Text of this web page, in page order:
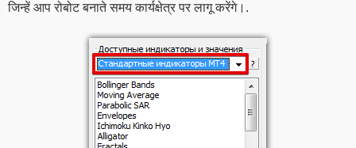
जिन्हें आप रोबोट बनाते समय कार्यक्षेत्र पर लागू करेंगे।.